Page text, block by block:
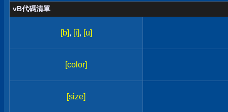
vB代碼清單
[b], [i], [u]
[color]
[size]